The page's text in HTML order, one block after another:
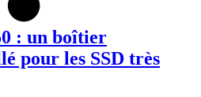
: un boîtier
pour les SSD très